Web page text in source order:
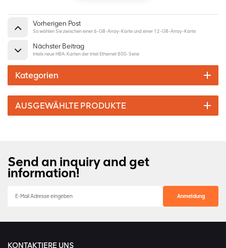
Vorherigen Post
So wählen Sie zwischen einer 6-GB-Array-Karte und einer 12-GB-Array-Karte
Nächster Beitrag
Intels neue HBA-Karten der Intel Ethernet 800-Serie
Kategorien
AUSGEWÄHLTE PRODUKTE
Send an inquiry and get
information!
KONTAKTIERE UNS